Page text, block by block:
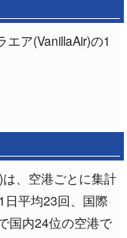
ア(VanillaAir)の1
、空港ごとに集計
日平均23回、国際
国内24位の空港で